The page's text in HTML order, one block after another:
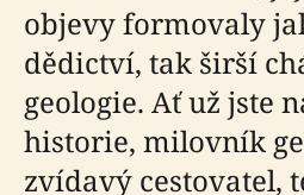
objevy formovaly
dědictví, tak širší
geologie. Ať už jste
historie, milovník
zvídavý cestovatel,